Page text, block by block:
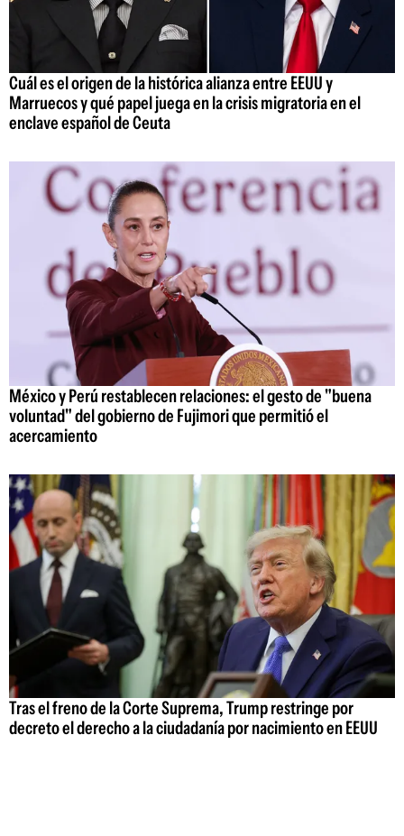
Cuál es el origen de la histórica alianza entre EEUU y
Marruecos y qué papel juega en la crisis migratoria en el
enclave español de Ceuta
México y Perú restablecen relaciones: el gesto de "buena
voluntad" del gobierno de Fujimori que permitió el
acercamiento
Tras el freno de la Corte Suprema, Trump restringe por
decreto el derecho a la ciudadanía por nacimiento en EEUU